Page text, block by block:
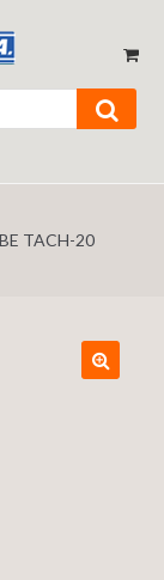
TACH-20